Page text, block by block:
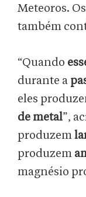
Meteoros.
também
“Quando
durante a
eles
de metal”,
produzem
produzem
magnésio